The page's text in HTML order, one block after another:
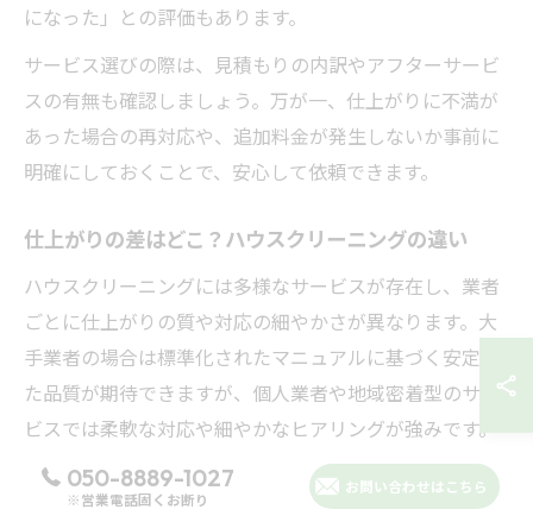
になった」との評価もあります。
サービス選びの際は、見積もりの内訳やアフターサービ
スの有無も確認しましょう。万が一、仕上がりに不満が
あった場合の再対応や、追加料金が発生しないか事前に
明確にしておくことで、安心して依頼できます。
仕上がりの差はどこ？ハウスクリーニングの違い
ハウスクリーニングには多様なサービスが存在し、業者
ごとに仕上がりの質や対応の細やかさが異なります。大
手業者の場合は標準化されたマニュアルに基づく安定し
た品質が期待できますが、個人業者や地域密着型のサー
ビスでは柔軟な対応や細やかなヒアリングが強みです。
例えば、エアコンや水回りなど専門性が高い分野では、
技術力の差が仕上がりに直結します。口コミや実際の作
050-8889-1027
※営業電話固くお断り
お問い合わせはこちら